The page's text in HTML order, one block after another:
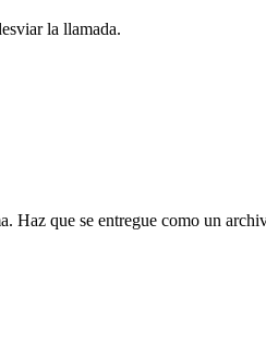
la llamada.
Haz que se entregue como un